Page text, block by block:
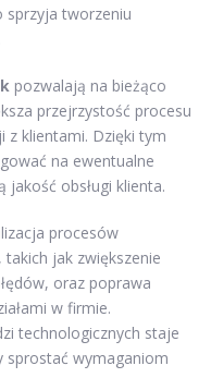
sprzyja tworzeniu
pozwalają na bieżąco
przejrzystość procesu
z klientami. Dzięki tym
na ewentualne
jakość obsługi klienta.
procesów
jak zwiększenie
oraz poprawa
w firmie.
technologicznych staje
sprostać wymaganiom